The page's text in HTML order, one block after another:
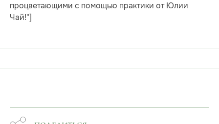
процветающими с помощью практики от Юлии
Чай!"]